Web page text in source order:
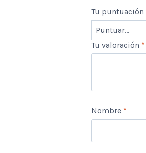
Tu puntuación
Tu valoración *
Nombre *